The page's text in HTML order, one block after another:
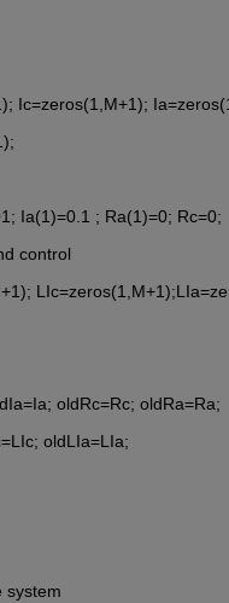
Ic=zeros(1,M+1);
Ia(1)=0.1 ; Ra(1)=0; Rc=0;
control
oldRc=Rc; oldRa=Ra;
oldLIa=LIa;
system